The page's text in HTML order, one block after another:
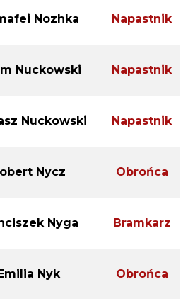
Nozhka Napastnik
Nuckowski Napastnik
Nuckowski Napastnik
Nycz Obrońca
Nyga Bramkarz
Nyk Obrońca